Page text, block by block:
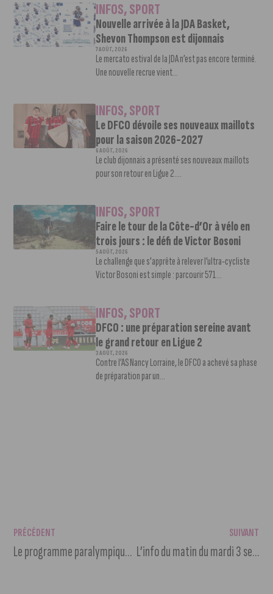
INFOS,SPORT
Nouvelle arrivée à la JDA Basket,
Shevon Thompson est dijonnais
7 AOÛT, 2026
Le mercato estival de la JDA n’est pas encore terminé.
Une nouvelle recrue vient...
INFOS,SPORT
Le DFCO dévoile ses nouveaux maillots
pour la saison 2026-2027
6 AOÛT, 2026
Le club dijonnais a présenté ses nouveaux maillots
pour son retour en Ligue 2....
INFOS,SPORT
Faire le tour de la Côte-d’Or à vélo en
trois jours : le défi de Victor Bosoni
5 AOÛT, 2026
Le challenge que s’apprête à relever l’ultra-cycliste
Victor Bosoni est simple : parcourir 571...
INFOS,SPORT
DFCO : une préparation sereine avant
le grand retour en Ligue 2
3 AOÛT, 2026
Contre l’AS Nancy Lorraine, le DFCO a achevé sa phase
de préparation par un...
PRÉCÉDENT
Le programme paralympique du 2 septembre à la fan zone du Jardin Darcy
SUIVANT
L’info du matin du mardi 3 septembre 2024